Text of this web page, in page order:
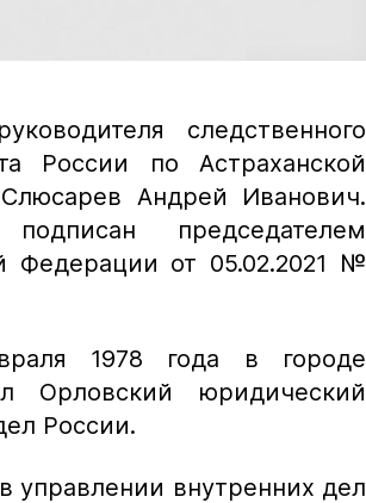
следственного
России по Астраханской
Андрей Иванович.
председателем
Федерации от 05.02.2021 №
1978 года в городе
Орловский юридический
России.
управлении внутренних дел